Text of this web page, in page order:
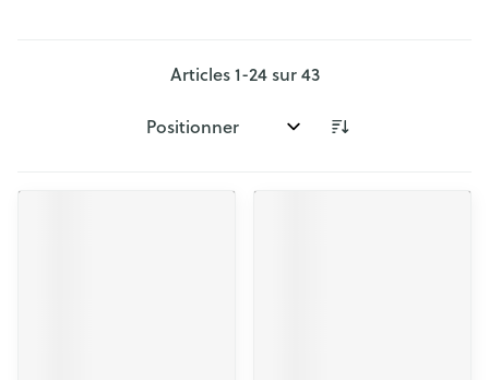
Articles1-24sur43
Trier par: